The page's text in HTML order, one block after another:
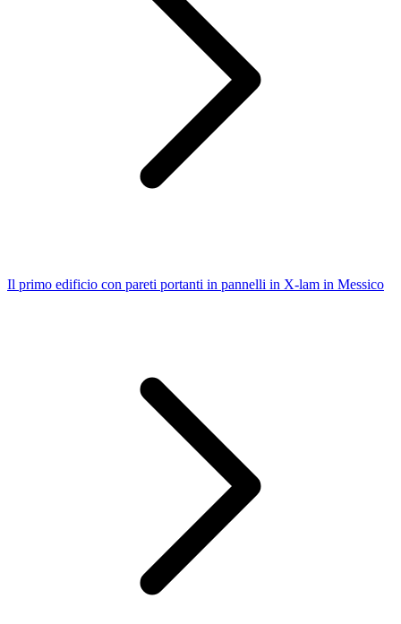
Il primo edificio con pareti portanti in pannelli in X-lam in Messico